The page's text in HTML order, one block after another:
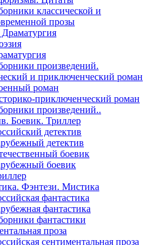
классической и
прозы
произведений.
и приключенческий роман
роман
приключенческий роман
произведений..
Боевик. Триллер
детектив
детектив
боевик
боевик
Фэнтези. Мистика
фантастика
фантастика
фантастики
проза
сентиментальная проза